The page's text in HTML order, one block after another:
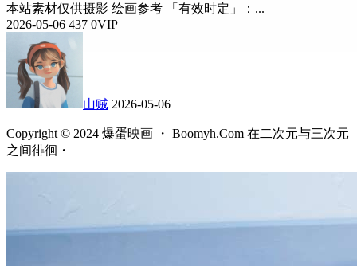
本站素材仅供摄影 绘画参考 「有效时定」：...
2026-05-06 437 0VIP
山贼 2026-05-06
Copyright © 2024 爆蛋映画 ・ Boomyh.Com 在二次元与三次元
之间徘徊・